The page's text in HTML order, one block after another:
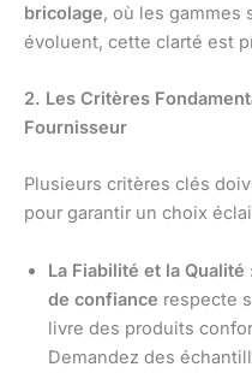
bricolage, où les gammes
évoluent, cette clarté est
2. Les Critères
Fournisseur
Plusieurs critères clés
pour garantir un choix
La Fiabilité et la Qualité
de confiance respecte
livre des produits
Demandez des